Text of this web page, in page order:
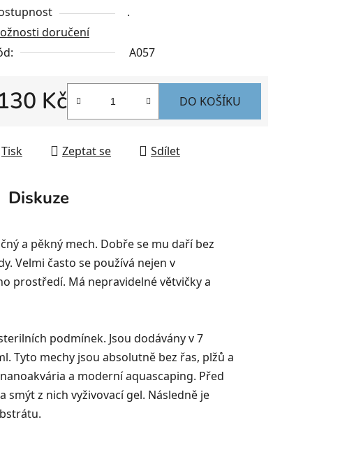
.
doručení
A057
Kč DO KOŠÍKU
Tisk Zeptat se Sdílet
Diskuze
a pěkný mech. Dobře se mu daří bez
Velmi často se používá nejen v
prostředí. Má nepravidelné větvičky a
podmínek. Jsou dodávány v 7
Tyto mechy jsou absolutně bez řas, plžů a
a moderní aquascaping. Před
z nich vyživovací gel. Následně je